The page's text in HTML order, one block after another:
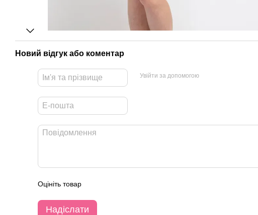
Новий відгук або коментар
Увійти за допомогою
Оцініть товар
Надіслати